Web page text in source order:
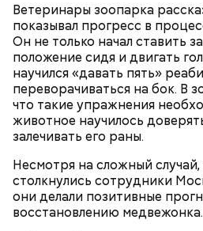
Ветеринары зоопарка
показывал прогресс в
Он не только начал ставить
положение сидя и двигать
научился «давать пять»
переворачиваться на бок. В
что такие упражнения
животное научилось
залечивать его раны.
Несмотря на сложный
столкнулись сотрудники
они делали позитивные
восстановлению медвежонка.